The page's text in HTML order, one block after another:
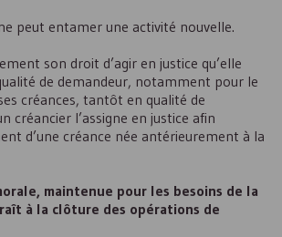
peut entamer une activité nouvelle.
son droit d’agir en justice qu’elle
de demandeur, notamment pour le
créances, tantôt en qualité de
créancier l’assigne en justice afin
d’une créance née antérieurement à la
maintenue pour les besoins de la
à la clôture des opérations de